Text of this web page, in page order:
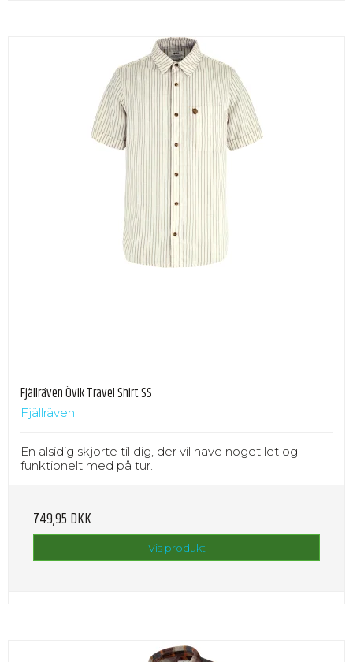
Fjällräven Övik Travel Shirt SS
Fjällräven
En alsidig skjorte til dig, der vil have noget let og
funktionelt med på tur.
749,95 DKK
Vis produkt